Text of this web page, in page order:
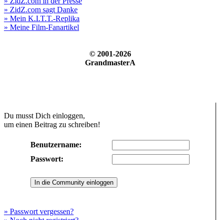
» ZidZ.com sagt Danke
» Mein K.I.T.T.-Replika
» Meine Film-Fanartikel
© 2001-2026
GrandmasterA
Du musst Dich einloggen,
um einen Beitrag zu schreiben!
Benutzername:
Passwort:
» Passwort vergessen?